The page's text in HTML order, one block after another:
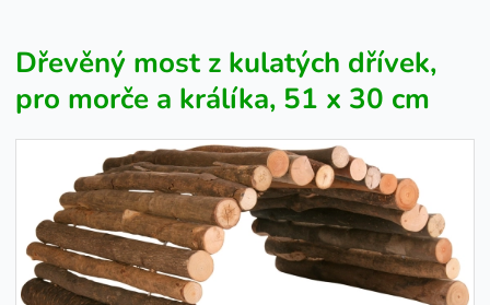
Dřevěný most z kulatých dřívek,
pro morče a králíka, 51 x 30 cm